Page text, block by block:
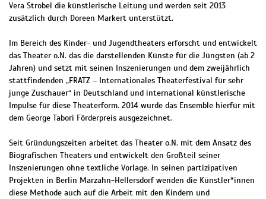
Vera Strobel die künstlerische Leitung und werden seit 2013
zusätzlich durch Doreen Markert unterstützt.
Im Bereich des Kinder- und Jugendtheaters erforscht und entwickelt
das Theater o.N. das die darstellenden Künste für die Jüngsten (ab 2
Jahren) und setzt mit seinen Inszenierungen und dem zweijährlich
stattfindenden „FRATZ – Internationales Theaterfestival für sehr
junge Zuschauer“ in Deutschland und international künstlerische
Impulse für diese Theaterform. 2014 wurde das Ensemble hierfür mit
dem George Tabori Förderpreis ausgezeichnet.
Seit Gründungszeiten arbeitet das Theater o.N. mit dem Ansatz des
Biografischen Theaters und entwickelt den Großteil seiner
Inszenierungen ohne textliche Vorlage. In seinen partizipativen
Projekten in Berlin Marzahn-Hellersdorf wenden die Künstler*innen
diese Methode auch auf die Arbeit mit den Kindern und